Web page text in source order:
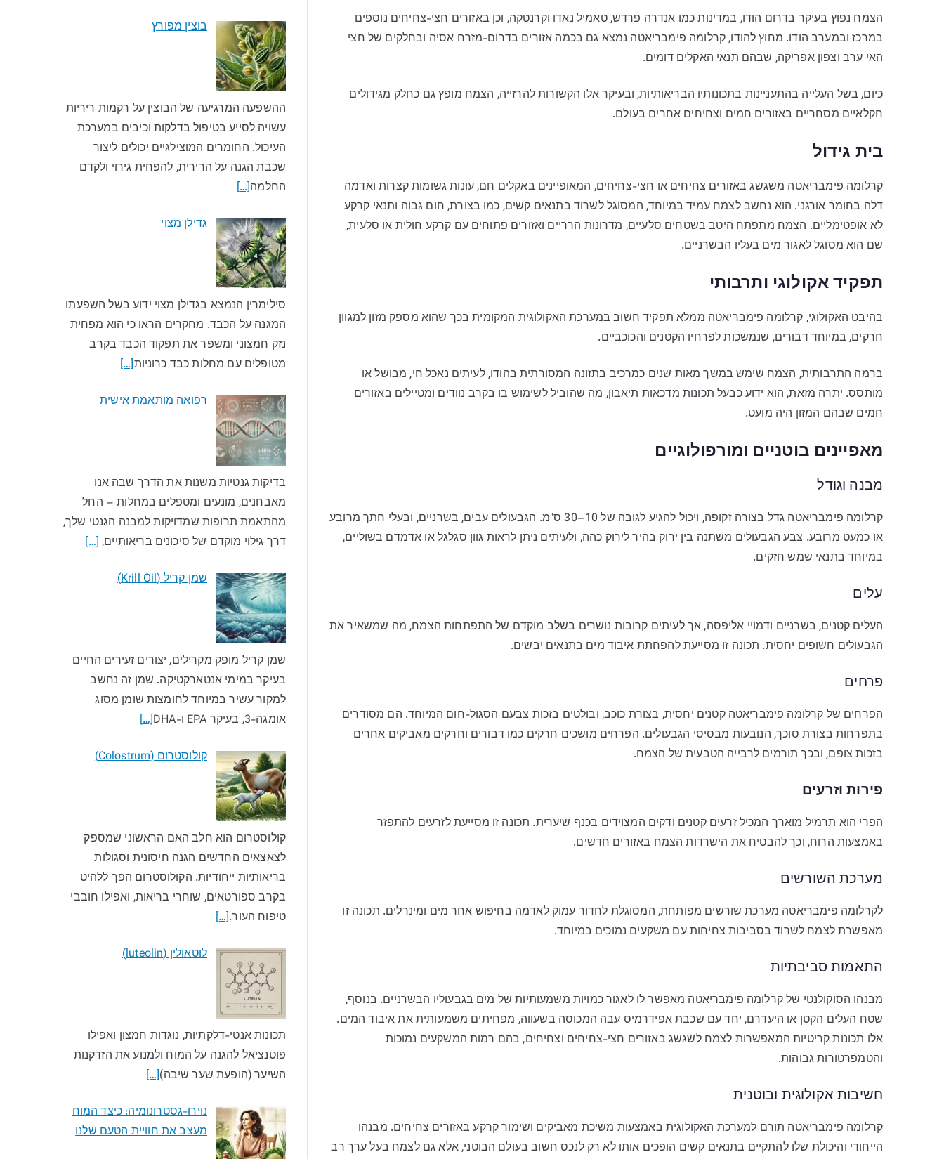
הצמח נפוץ בעיקר בדרום הודו, במדינות כמו אנדרה פרדש, טאמיל נאדו וקרנטקה, וכן באזורים חצי-צחיחים נוספים
במרכז ובמערב הודו. מחוץ להודו, קרלומה פימבריאטה נמצא גם בכמה אזורים בדרום-מזרח אסיה ובחלקים של חצי
האי ערב וצפון אפריקה, שבהם תנאי האקלים דומים.
כיום, בשל העלייה בהתעניינות בתכונותיו הבריאותיות, ובעיקר אלו הקשורות להרזייה, הצמח מופץ גם כחלק מגידולים
חקלאיים מסחריים באזורים חמים וצחיחים אחרים בעולם.
בית גידול
קרלומה פימבריאטה משגשג באזורים צחיחים או חצי-צחיחים, המאופיינים באקלים חם, עונות גשומות קצרות ואדמה
דלה בחומר אורגני. הוא נחשב לצמח עמיד במיוחד, המסוגל לשרוד בתנאים קשים, כמו בצורת, חום גבוה ותנאי קרקע
לא אופטימליים. הצמח מתפתח היטב בשטחים סלעיים, מדרונות הרריים ואזורים פתוחים עם קרקע חולית או סלעית,
שם הוא מסוגל לאגור מים בעליו הבשרניים.
תפקיד אקולוגי ותרבותי
בהיבט האקולוגי, קרלומה פימבריאטה ממלא תפקיד חשוב במערכת האקולוגית המקומית בכך שהוא מספק מזון למגוון
חרקים, במיוחד דבורים, שנמשכות לפרחיו הקטנים והכוכביים.
ברמה התרבותית, הצמח שימש במשך מאות שנים כמרכיב בתזונה המסורתית בהודו, לעיתים נאכל חי, מבושל או
מותסס. יתרה מזאת, הוא ידוע כבעל תכונות מדכאות תיאבון, מה שהוביל לשימוש בו בקרב נוודים ומטיילים באזורים
חמים שבהם המזון היה מועט.
מאפיינים בוטניים ומורפולוגיים
מבנה וגודל
קרלומה פימבריאטה גדל בצורה זקופה, ויכול להגיע לגובה של 10–30 ס"מ. הגבעולים עבים, בשרניים, ובעלי חתך מרובע
או כמעט מרובע. צבע הגבעולים משתנה בין ירוק בהיר לירוק כהה, ולעיתים ניתן לראות גוון סגלגל או אדמדם בשוליים,
במיוחד בתנאי שמש חזקים.
עלים
העלים קטנים, בשרניים ודמויי אליפסה, אך לעיתים קרובות נושרים בשלב מוקדם של התפתחות הצמח, מה שמשאיר את
הגבעולים חשופים יחסית. תכונה זו מסייעת להפחתת איבוד מים בתנאים יבשים.
פרחים
הפרחים של קרלומה פימבריאטה קטנים יחסית, בצורת כוכב, ובולטים בזכות צבעם הסגול-חום המיוחד. הם מסודרים
בתפרחות בצורת סוכך, הנובעות מבסיסי הגבעולים. הפרחים מושכים חרקים כמו דבורים וחרקים מאביקים אחרים
בזכות צופם, ובכך תורמים לרבייה הטבעית של הצמח.
פירות וזרעים
הפרי הוא תרמיל מוארך המכיל זרעים קטנים ודקים המצוידים בכנף שיערית. תכונה זו מסייעת לזרעים להתפזר
באמצעות הרוח, וכך להבטיח את הישרדות הצמח באזורים חדשים.
מערכת השורשים
לקרלומה פימבריאטה מערכת שורשים מפותחת, המסוגלת לחדור עמוק לאדמה בחיפוש אחר מים ומינרלים. תכונה זו
מאפשרת לצמח לשרוד בסביבות צחיחות עם משקעים נמוכים במיוחד.
התאמות סביבתיות
מבנהו הסוקולנטי של קרלומה פימבריאטה מאפשר לו לאגור כמויות משמעותיות של מים בגבעוליו הבשרניים. בנוסף,
שטח העלים הקטן או היעדרם, יחד עם שכבת אפידרמיס עבה המכוסה בשעווה, מפחיתים משמעותית את איבוד המים.
אלו תכונות קריטיות המאפשרות לצמח לשגשג באזורים חצי-צחיחים וצחיחים, בהם רמות המשקעים נמוכות
והטמפרטורות גבוהות.
חשיבות אקולוגית ובוטנית
קרלומה פימבריאטה תורם למערכת האקולוגית באמצעות משיכת מאביקים ושימור קרקע באזורים צחיחים. מבנהו
הייחודי והיכולת שלו להתקיים בתנאים קשים הופכים אותו לא רק לנכס חשוב בעולם הבוטני, אלא גם לצמח בעל ערך רב
בוצין מפורץ
ההשפעה המרגיעה של הבוצין על רקמות ריריות
עשויה לסייע בטיפול בדלקות וכיבים במערכת
העיכול. החומרים המוצילגיים יכולים ליצור
שכבת הגנה על הרירית, להפחית גירוי ולקדם
החלמה[…]
גדילן מצוי
סילימרין הנמצא בגדילן מצוי ידוע בשל השפעתו
המגנה על הכבד. מחקרים הראו כי הוא מפחית
נזק חמצוני ומשפר את תפקוד הכבד בקרב
מטופלים עם מחלות כבד כרוניות[…]
רפואה מותאמת אישית
בדיקות גנטיות משנות את הדרך שבה אנו
מאבחנים, מונעים ומטפלים במחלות – החל
מהתאמת תרופות שמדויקות למבנה הגנטי שלך,
דרך גילוי מוקדם של סיכונים בריאותיים, […]
שמן קריל (Krill Oil)
שמן קריל מופק מקרילים, יצורים זעירים החיים
בעיקר במימי אנטארקטיקה. שמן זה נחשב
למקור עשיר במיוחד לחומצות שומן מסוג
אומגה-3, בעיקר EPA ו-DHA
[…]
קולוסטרום (Colostrum)
קולוסטרום הוא חלב האם הראשוני שמספק
לצאצאים החדשים הגנה חיסונית וסגולות
בריאותיות ייחודיות. הקולוסטרום הפך ללהיט
בקרב ספורטאים, שוחרי בריאות, ואפילו חובבי
טיפוח העור.[…]
לוטאולין (luteolin)
תכונות אנטי-דלקתיות, נוגדות חמצון ואפילו
פוטנציאל להגנה על המוח ולמנוע את הזדקנות
השיער (הופעת שער שיבה)[…]
נוירו-גסטרונומיה: כיצד המוח
מעצב את חוויית הטעם שלנו​